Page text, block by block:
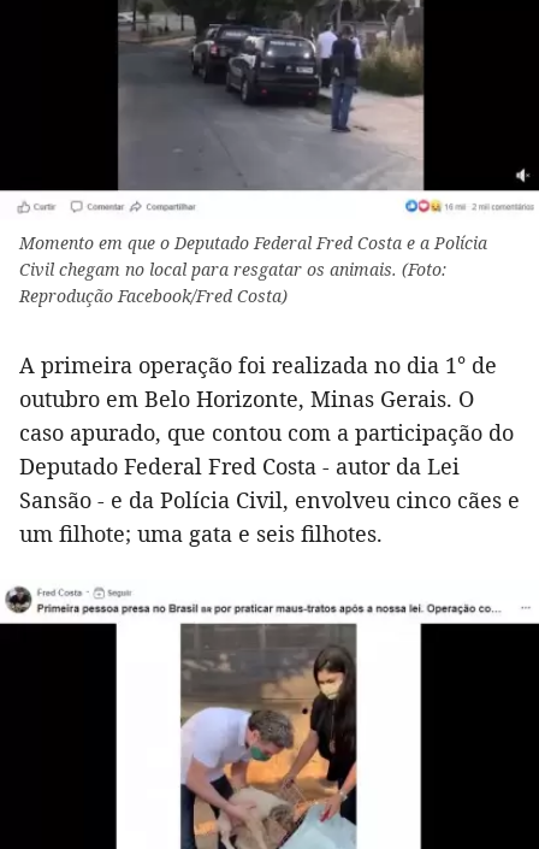
Momento em que o Deputado Federal Fred Costa e a Polícia
Civil chegam no local para resgatar os animais. (Foto:
Reprodução Facebook/Fred Costa)
A primeira operação foi realizada no dia 1° de
outubro em Belo Horizonte, Minas Gerais. O
caso apurado, que contou com a participação do
Deputado Federal Fred Costa - autor da Lei
Sansão - e da Polícia Civil, envolveu cinco cães e
um filhote; uma gata e seis filhotes.